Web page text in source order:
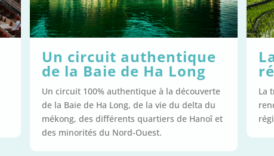
et
La traversée de la
région de Sapa
La traversée d’un village en marchant à la
rencontre de la population locale dans la
région de Sapa.